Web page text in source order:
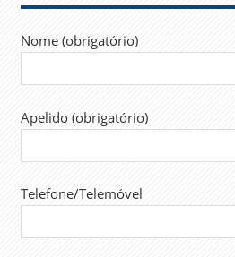
Nome (obrigatório)
Apelido (obrigatório)
Telefone/Telemóvel